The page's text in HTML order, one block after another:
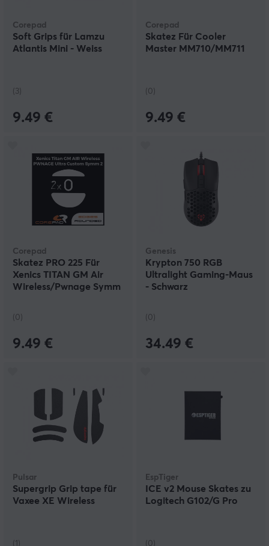
Corepad
Soft Grips für Lamzu
Atlantis Mini - Weiss
(3)
9.49 €
Corepad
Skatez Für Cooler
Master MM710/MM711
(0)
9.49 €
Corepad
Skatez PRO 225 Für
Xenics TITAN GM Air
Wireless/Pwnage Symm
(0)
9.49 €
Genesis
Krypton 750 RGB
Ultralight Gaming-Maus
- Schwarz
(0)
34.49 €
Pulsar
Supergrip Grip tape für
Vaxee XE Wireless
(1)
EspTiger
ICE v2 Mouse Skates zu
Logitech G102/G Pro
(0)